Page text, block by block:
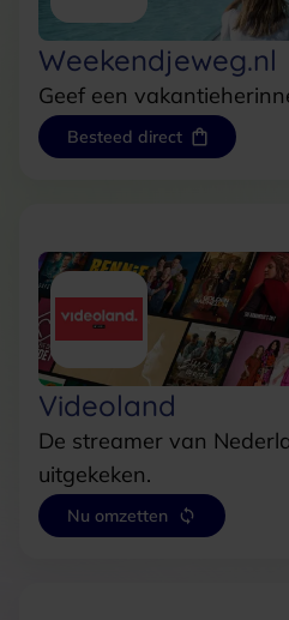
Weekendjeweg.nl
Geef een
Besteed direct
Videoland
De streamer van
uitgekeken.
Nu omzetten